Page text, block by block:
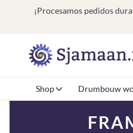
¡Procesamos pedidos
Shop Drumbouw